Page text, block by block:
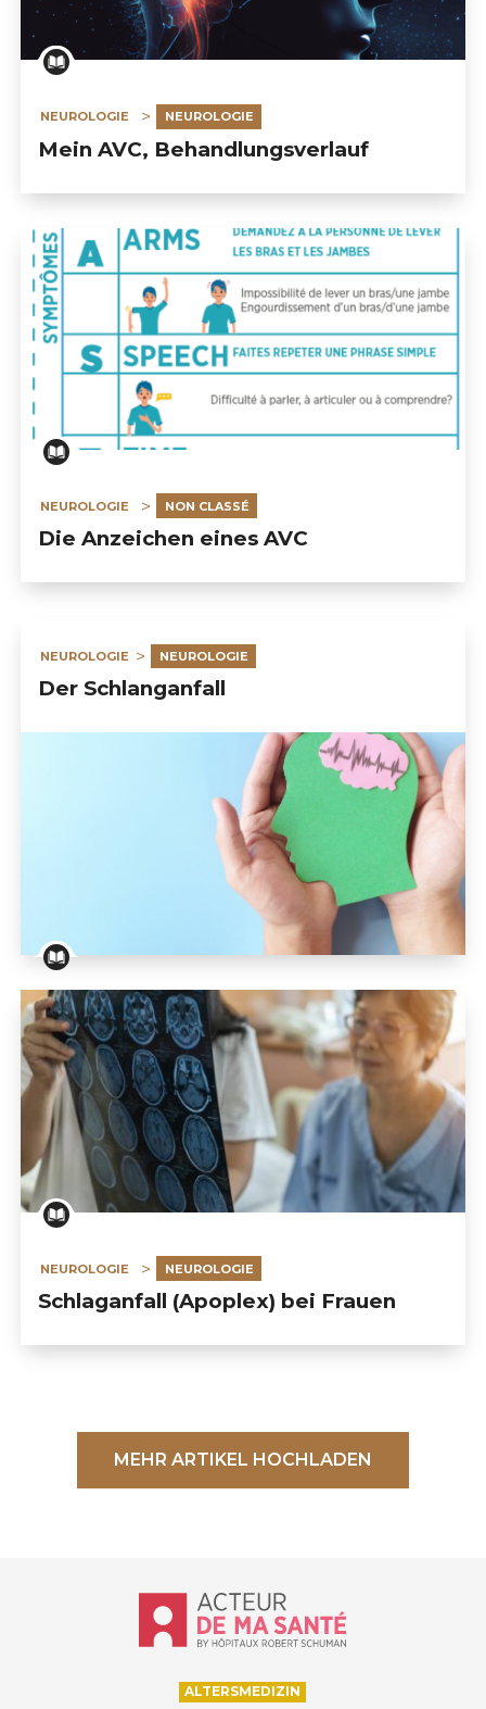
NEUROLOGIE NEUROLOGIE
Mein AVC, Behandlungsverlauf
NEUROLOGIE NON CLASSÉ
Die Anzeichen eines AVC
NEUROLOGIE NEUROLOGIE
Der Schlanganfall
Der Schlanganfall
NEUROLOGIE NEUROLOGIE
Schlaganfall (Apoplex) bei Frauen
MEHR ARTIKEL HOCHLADEN
Accueil - Acteur de ma santé, by
ALTERSMEDIZIN